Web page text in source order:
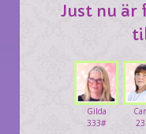
Just nu är
Gilda
333#